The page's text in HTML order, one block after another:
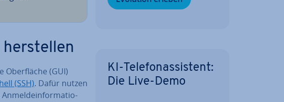
Ober­flä­che (GUI)
(SSH). Dafür nutzen
An­mel­de­infor­ma­tio­
KI-Te­le­fon­as­sis­tent:
Die Live-Demo